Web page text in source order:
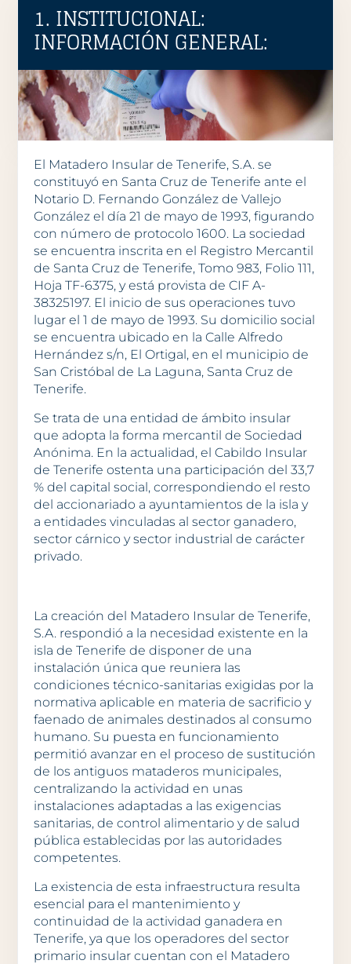
1. INSTITUCIONAL:
INFORMACIÓN GENERAL:
El Matadero Insular de Tenerife, S.A. se
constituyó en Santa Cruz de Tenerife ante el
Notario D. Fernando González de Vallejo
González el día 21 de mayo de 1993, figurando
con número de protocolo 1600. La sociedad
se encuentra inscrita en el Registro Mercantil
de Santa Cruz de Tenerife, Tomo 983, Folio 111,
Hoja TF-6375, y está provista de CIF A-
38325197. El inicio de sus operaciones tuvo
lugar el 1 de mayo de 1993. Su domicilio social
se encuentra ubicado en la Calle Alfredo
Hernández s/n, El Ortigal, en el municipio de
San Cristóbal de La Laguna, Santa Cruz de
Tenerife.
Se trata de una entidad de ámbito insular
que adopta la forma mercantil de Sociedad
Anónima. En la actualidad, el Cabildo Insular
de Tenerife ostenta una participación del 33,7
% del capital social, correspondiendo el resto
del accionariado a ayuntamientos de la isla y
a entidades vinculadas al sector ganadero,
sector cárnico y sector industrial de carácter
privado.
La creación del Matadero Insular de Tenerife,
S.A. respondió a la necesidad existente en la
isla de Tenerife de disponer de una
instalación única que reuniera las
condiciones técnico-sanitarias exigidas por la
normativa aplicable en materia de sacrificio y
faenado de animales destinados al consumo
humano. Su puesta en funcionamiento
permitió avanzar en el proceso de sustitución
de los antiguos mataderos municipales,
centralizando la actividad en unas
instalaciones adaptadas a las exigencias
sanitarias, de control alimentario y de salud
pública establecidas por las autoridades
competentes.
La existencia de esta infraestructura resulta
esencial para el mantenimiento y
continuidad de la actividad ganadera en
Tenerife, ya que los operadores del sector
primario insular cuentan con el Matadero